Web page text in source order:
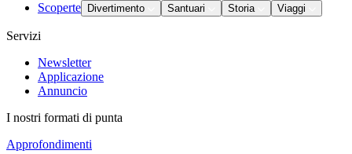
Scoperte Divertimento Santuari Storia Viaggi
Servizi
Newsletter
Applicazione
Annuncio
I nostri formati di punta
Approfondimenti